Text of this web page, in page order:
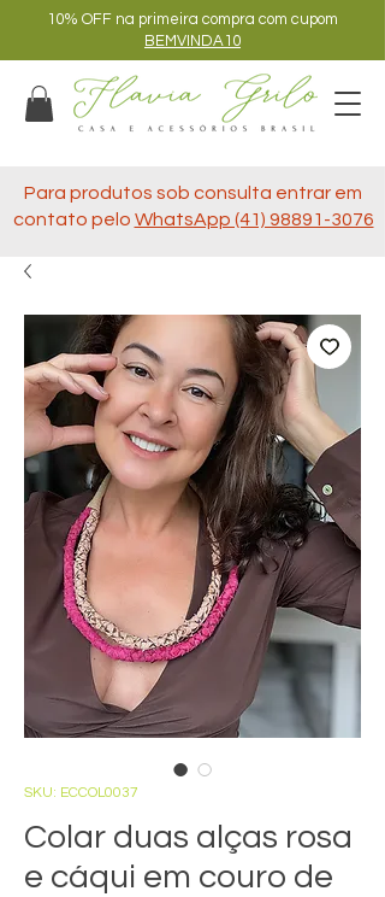
10% OFF na primeira compra com cupom
BEMVINDA10
Para produtos sob consulta entrar em
contato pelo WhatsApp (41) 98891-3076
SKU: ECCOL0037
Colar duas alças rosa
e cáqui em couro de